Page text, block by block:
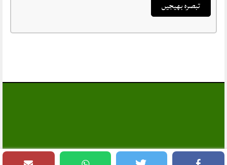
MANSEHRA.COM , All Rights Reserved®